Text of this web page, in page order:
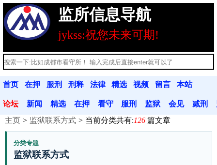
监所信息导航
jykss:祝您未来可期!
首页 在押
人员
服刑
人员
刑释
人员
法律
法规
精选
文章
视频
分享
留言
本
本站
公告
论坛 新闻
动态
精选
文章
在押
人员
看守
联系
服刑
人员
监狱
联系
会见
信息
减刑
主页 监狱联系方式 当前分类共有:126 篇文章
分类专题
监狱联系方式